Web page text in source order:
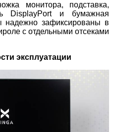
монитора, подставка,
DisplayPort и бумажная
надежно зафиксированы в
с отдельными отсеками
эксплуатации